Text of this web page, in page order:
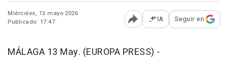
Miércoles, 13 mayo 2026
Publicado: 17:47
Abrir opciones para
IA Seguir en
MÁLAGA 13 May. (EUROPA PRESS) -